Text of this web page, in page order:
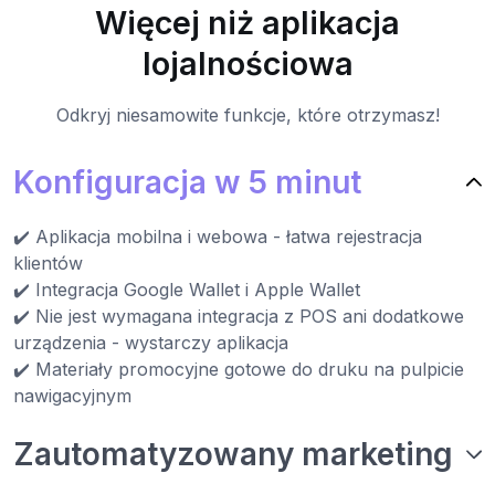
Więcej niż aplikacja
lojalnościowa
Odkryj niesamowite funkcje, które otrzymasz!
Konfiguracja w 5 minut
✔️ Aplikacja mobilna i webowa - łatwa rejestracja
klientów
✔️ Integracja Google Wallet i Apple Wallet
✔️ Nie jest wymagana integracja z POS ani dodatkowe
urządzenia - wystarczy aplikacja
✔️ Materiały promocyjne gotowe do druku na pulpicie
nawigacyjnym
Zautomatyzowany marketing